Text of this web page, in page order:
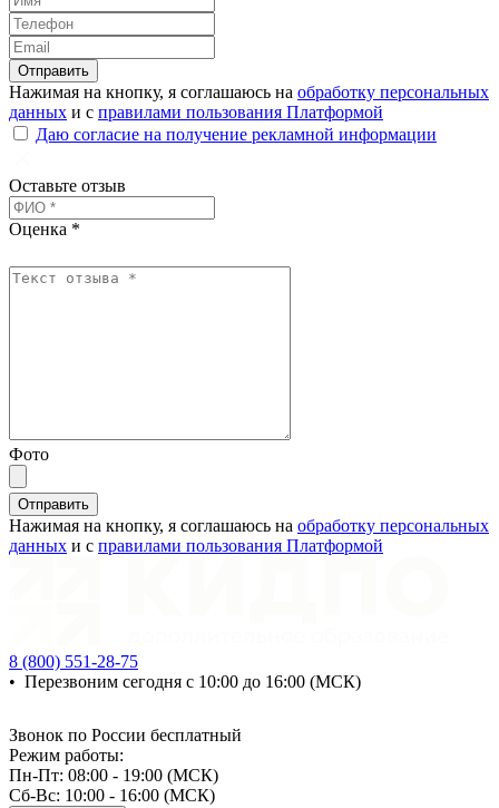
Отправить
Нажимая на кнопку, я соглашаюсь на обработку персональных
данных и с правилами пользования Платформой
Даю согласие на получение рекламной информации
Оставьте отзыв
Оценка *
Фото
Отправить
Нажимая на кнопку, я соглашаюсь на обработку персональных
данных и с правилами пользования Платформой
8 (800) 551-28-75
• Перезвоним сегодня с 10:00 до 16:00 (МСК)
Звонок по России бесплатный
Режим работы:
Пн-Пт: 08:00 - 19:00 (МСК)
Сб-Вс: 10:00 - 16:00 (МСК)